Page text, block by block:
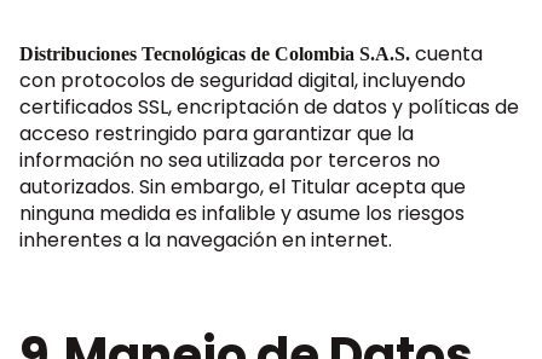
Distribuciones Tecnológicas de Colombia S.A.S. cuenta
con protocolos de seguridad digital, incluyendo
certificados SSL, encriptación de datos y políticas de
acceso restringido para garantizar que la
información no sea utilizada por terceros no
autorizados. Sin embargo, el Titular acepta que
ninguna medida es infalible y asume los riesgos
inherentes a la navegación en internet.